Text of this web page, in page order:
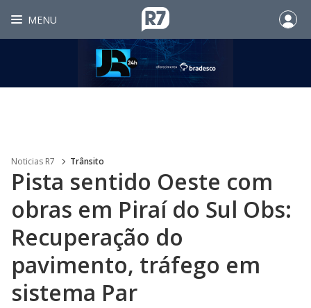
MENU
Noticias R7 Trânsito
Pista sentido Oeste com
obras em Piraí do Sul Obs:
Recuperação do
pavimento, tráfego em
sistema Par